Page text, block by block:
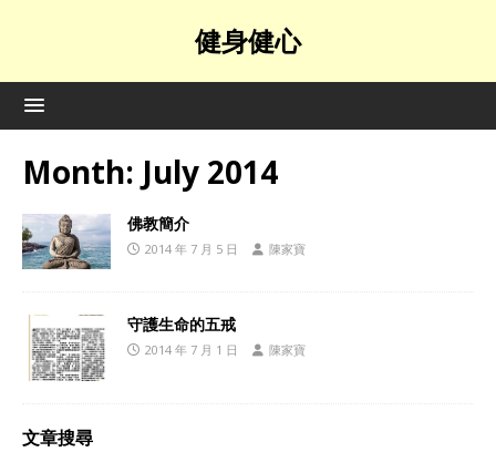
健身健心
Month: July 2014
佛教簡介
2014 年 7 月 5 日 陳家寶
守護生命的五戒
2014 年 7 月 1 日 陳家寶
文章搜尋